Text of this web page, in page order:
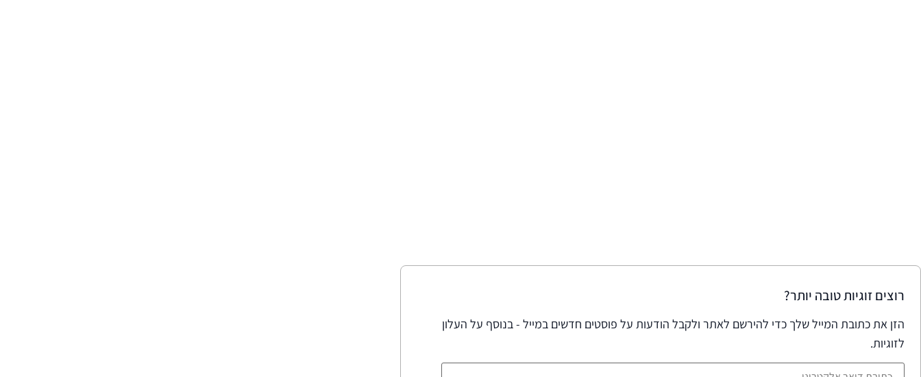
רוצים זוגיות טובה יותר?
הזן את כתובת המייל שלך כדי להירשם לאתר ולקבל הודעות על פוסטים חדשים במייל - בנוסף על העלון
לזוגיות.